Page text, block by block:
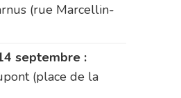
(rue Marcellin-
septembre :
(place de la